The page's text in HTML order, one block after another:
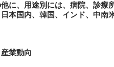
に、用途別には、病院、診
本国内、韓国、インド、中
業動向